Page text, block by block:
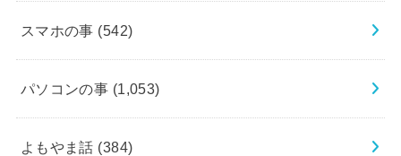
スマホの事 (542)
パソコンの事 (1,053)
よもやま話 (384)